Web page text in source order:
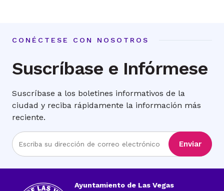
CONÉCTESE CON NOSOTROS
Suscríbase e Infórmese
Suscríbase a los boletines informativos de la
ciudad y reciba rápidamente la información más
reciente.
Ingrese
la
correo
Enviar
Ayuntamiento de Las Vegas